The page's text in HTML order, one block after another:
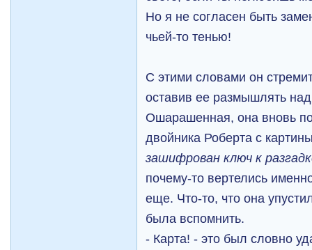
Но я не согласен быть
чьей-то тенью!
С этими словами он
оставив ее размышлять
Ошарашенная, она вновь
двойника Роберта с
зашифрован ключ к
почему-то вертелись
еще. Что-то, что она
была вспомнить.
- Карта! - это был словно